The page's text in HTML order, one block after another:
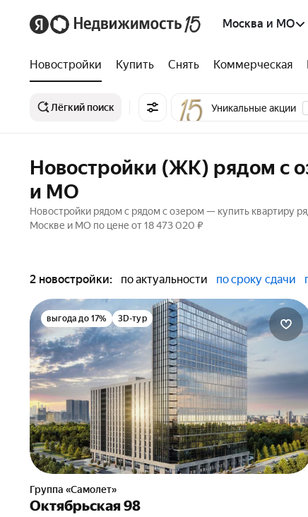
Москва и МО
Новостройки Купить Снять Коммерческая
Лёгкий поиск Уникальные акции
Новостройки (ЖК) рядом с
и МО
Новостройки рядом с рядом с озером — купить квартиру
Москве и МО по цене от 18 473 020 ₽
2 новостройки: по актуальности по сроку сдачи
выгода до 17% 3D-тур
Группа «Самолет»
Октябрьская 98